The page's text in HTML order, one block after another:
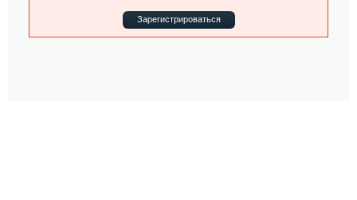
Зарегистрироваться